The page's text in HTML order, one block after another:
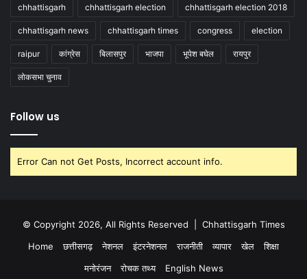
chhattisgarh chhattisgarh election chhattisgarh election 2018
chhattisgarh news chhattisgarh times congress election
raipur कांग्रेस बिलासपुर भाजपा भूपेश बघेल रायपुर
लोकसभा चुनाव
Follow us
Error Can not Get Posts, Incorrect account info.
© Copyright 2026, All Rights Reserved | Chhattisgarh Times
Home
छत्तीसगढ़ नेशनल इंटरनेशनल राजनीती व्यापार खेल
शिक्षा
मनोरंजन
रोचक तथ्य English News